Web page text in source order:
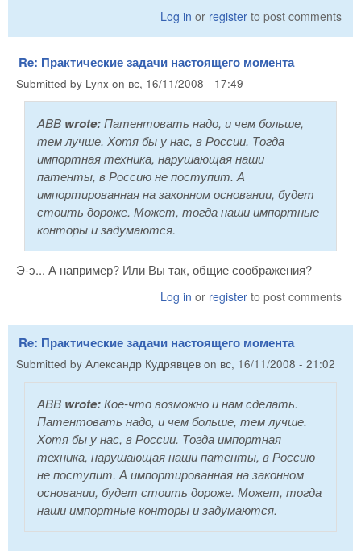
Log in or register to post comments
Re: Практические задачи настоящего момента
Submitted by Lynx on вс, 16/11/2008 - 17:49
ABB wrote:Патентовать надо, и чем больше,
тем лучше. Хотя бы у нас, в России. Тогда
импортная техника, нарушающая наши
патенты, в Россию не поступит. А
импортированная на законном основании, будет
стоить дороже. Может, тогда наши импортные
конторы и задумаются.
Э-э... А например? Или Вы так, общие соображения?
Log in or register to post comments
Re: Практические задачи настоящего момента
Submitted by Александр Кудрявцев on вс, 16/11/2008 - 21:02
ABB wrote:Кое-что возможно и нам сделать.
Патентовать надо, и чем больше, тем лучше.
Хотя бы у нас, в России. Тогда импортная
техника, нарушающая наши патенты, в Россию
не поступит. А импортированная на законном
основании, будет стоить дороже. Может, тогда
наши импортные конторы и задумаются.